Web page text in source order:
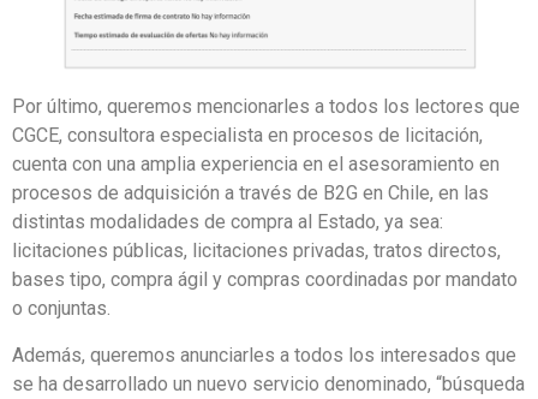
Por último, queremos mencionarles a todos los lectores que
CGCE, consultora especialista en procesos de licitación,
cuenta con una amplia experiencia en el asesoramiento en
procesos de adquisición a través de B2G en Chile, en las
distintas modalidades de compra al Estado, ya sea:
licitaciones públicas, licitaciones privadas, tratos directos,
bases tipo, compra ágil y compras coordinadas por mandato
o conjuntas.
Además, queremos anunciarles a todos los interesados que
se ha desarrollado un nuevo servicio denominado, “búsqueda